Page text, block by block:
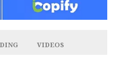
VIDEOS